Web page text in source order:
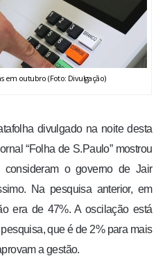
em outubro (Foto: Divulgação)
divulgado na noite desta
“Folha de S.Paulo” mostrou
consideram o governo de Jair
Na pesquisa anterior, em
era de 47%. A oscilação está
que é de 2% para mais
a gestão.